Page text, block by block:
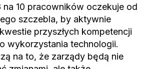
na 10 pracowników oczekuje od
szczebla, by aktywnie
przyszłych kompetencji
wykorzystania technologii.
na to, że zarządy będą nie